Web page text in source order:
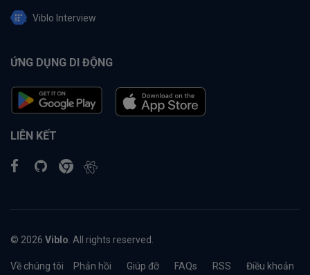
Viblo Interview
ỨNG DỤNG DI ĐỘNG
LIÊN KẾT
© 2026 Viblo . All rights reserved.
Về chúng tôi Phản hồi Giúp đỡ FAQs RSS Điều khoản